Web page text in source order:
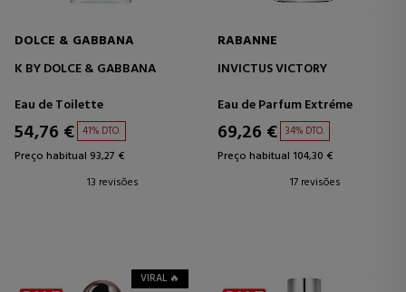
DOLCE & GABBANA
K BY DOLCE & GABBANA
Eau de Toilette
54,76 € 41% DTO.
Preço habitual 93,27 €
13 revisões
RABANNE
INVICTUS VICTORY
Eau de Parfum Extréme
69,26 € 34% DTO.
Preço habitual 104,30 €
17 revisões
VIRAL 🔥